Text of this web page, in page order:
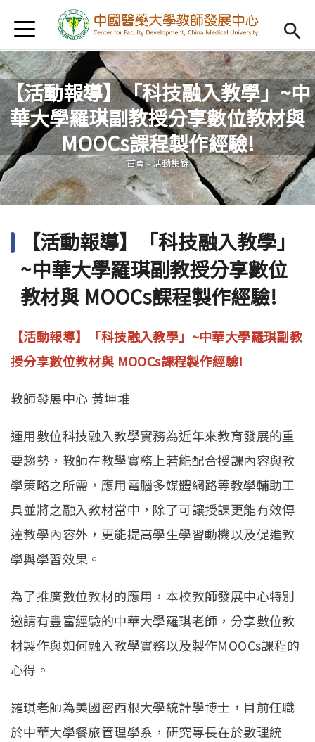
首頁
Open
認識我們
Open
教學研習
Open
新進教師
Open
傑出教授
Open
教師專業社群
Open
借用項目
Open
AI專區
Jump to Navigation
Jump to Main content
【活動報導】「科技融入教學」~中
華大學羅琪副教授分享數位教材與
MOOCs課程製作經驗!
您在這裡
首頁-活動集錦
【活動報導】「科技融入教學」
~中華大學羅琪副教授分享數位
教材與 MOOCs課程製作經驗!
【活動報導】「科技融入教學」~中華大學羅琪副教
授分享數位教材與 MOOCs課程製作經驗!
教師發展中心 黃坤堆
運用數位科技融入教學實務為近年來教育發展的重
要趨勢，教師在教學實務上若能配合授課內容與教
學策略之所需，應用電腦多媒體網路等教學輔助工
具並將之融入教材當中，除了可讓授課更能有效傳
達教學內容外，更能提高學生學習動機以及促進教
學與學習效果。
為了推廣數位教材的應用，本校教師發展中心特別
邀請有豐富經驗的中華大學羅琪老師，分享數位教
材製作與如何融入教學實務以及製作MOOCs課程的
心得。
羅琪老師為美國密西根大學統計學博士，目前任職
於中華大學餐旅管理學系，研究專長在於數理統